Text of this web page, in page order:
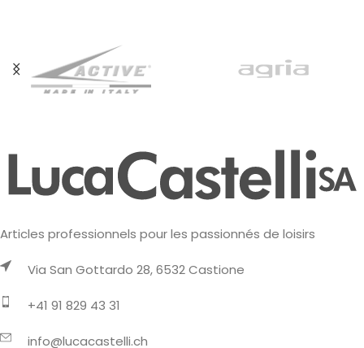
Articles professionnels pour les passionnés de loisirs
Via San Gottardo 28, 6532 Castione
+41 91 829 43 31
info@lucacastelli.ch